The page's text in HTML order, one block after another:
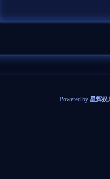
Powered by 星辉娱